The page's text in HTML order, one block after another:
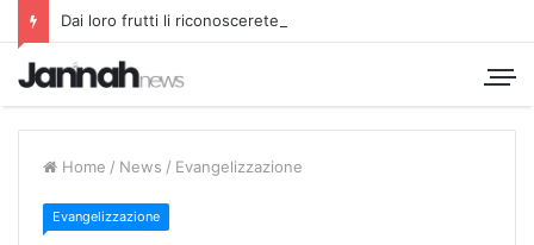
Dai loro frutti li riconoscerete
Home / News / Evangelizzazione
Evangelizzazione